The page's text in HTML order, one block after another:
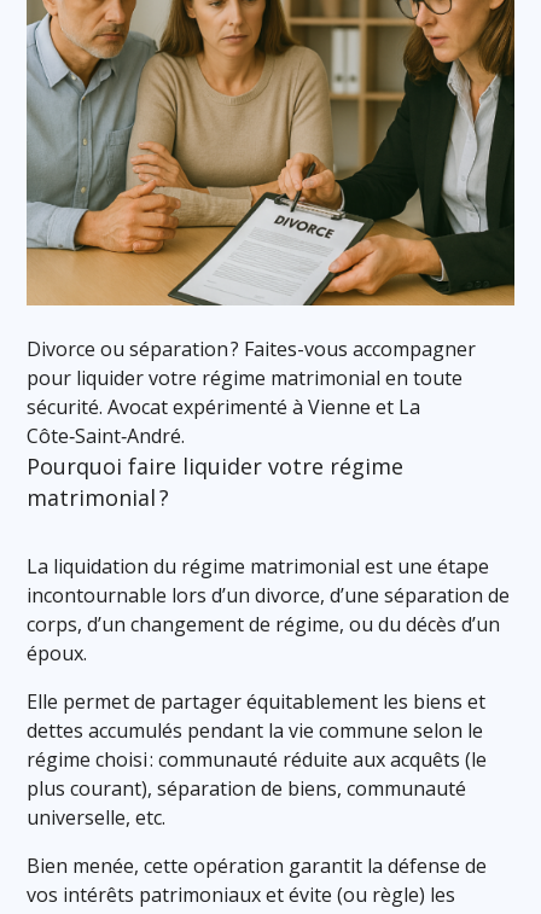
Divorce ou séparation ? Faites-vous accompagner
pour liquider votre régime matrimonial en toute
sécurité. Avocat expérimenté à Vienne et La
Côte‑Saint‑André.
Pourquoi faire liquider votre régime
matrimonial ?
La liquidation du régime matrimonial est une étape
incontournable lors d’un divorce, d’une séparation de
corps, d’un changement de régime, ou du décès d’un
époux.
Elle permet de partager équitablement les biens et
dettes accumulés pendant la vie commune selon le
régime choisi : communauté réduite aux acquêts (le
plus courant), séparation de biens, communauté
universelle, etc.
Bien menée, cette opération garantit la défense de
vos intérêts patrimoniaux et évite (ou règle) les